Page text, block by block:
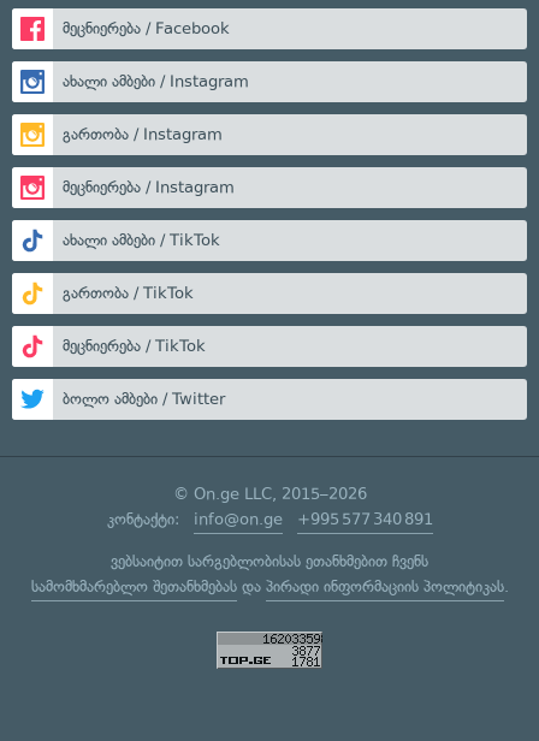
მეცნიერება / Facebook
ახალი ამბები / Instagram
გართობა / Instagram
მეცნიერება / Instagram
ახალი ამბები / TikTok
გართობა / TikTok
მეცნიერება / TikTok
ბოლო ამბები / Twitter
© On.ge LLC, 2015–2026
კონტაქტი: info@on.ge +995 577 340 891
ვებსაიტით სარგებლობისას ეთანხმებით ჩვენს
სამომხმარებლო შეთანხმებასდა პირადი ინფორმაციის პოლიტიკას.